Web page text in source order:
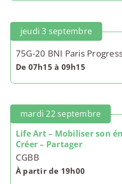
jeudi 3 septembre
75G-20 BNI Paris
De 07h15 à 09h15
mardi 22 septembre
Life Art – Mobiliser son
Créer – Partager
CGBB
À partir de 19h00